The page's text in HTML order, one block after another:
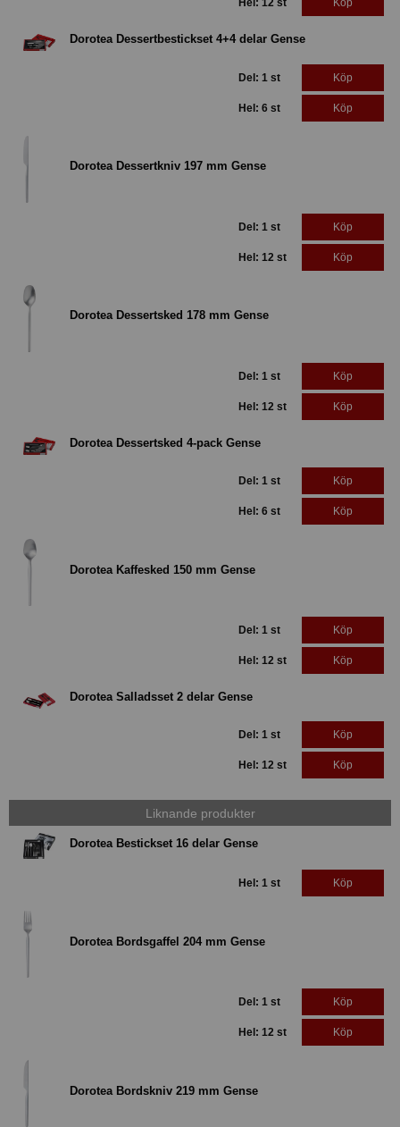
Hel: 12 st Köp
Dorotea Dessertbestickset 4+4 delar Gense
Del: 1 st Köp
Hel: 6 st Köp
Dorotea Dessertkniv 197 mm Gense
Del: 1 st Köp
Hel: 12 st Köp
Dorotea Dessertsked 178 mm Gense
Del: 1 st Köp
Hel: 12 st Köp
Dorotea Dessertsked 4-pack Gense
Del: 1 st Köp
Hel: 6 st Köp
Dorotea Kaffesked 150 mm Gense
Del: 1 st Köp
Hel: 12 st Köp
Dorotea Salladsset 2 delar Gense
Del: 1 st Köp
Hel: 12 st Köp
Liknande produkter
Dorotea Bestickset 16 delar Gense
Hel: 1 st Köp
Dorotea Bordsgaffel 204 mm Gense
Del: 1 st Köp
Hel: 12 st Köp
Dorotea Bordskniv 219 mm Gense